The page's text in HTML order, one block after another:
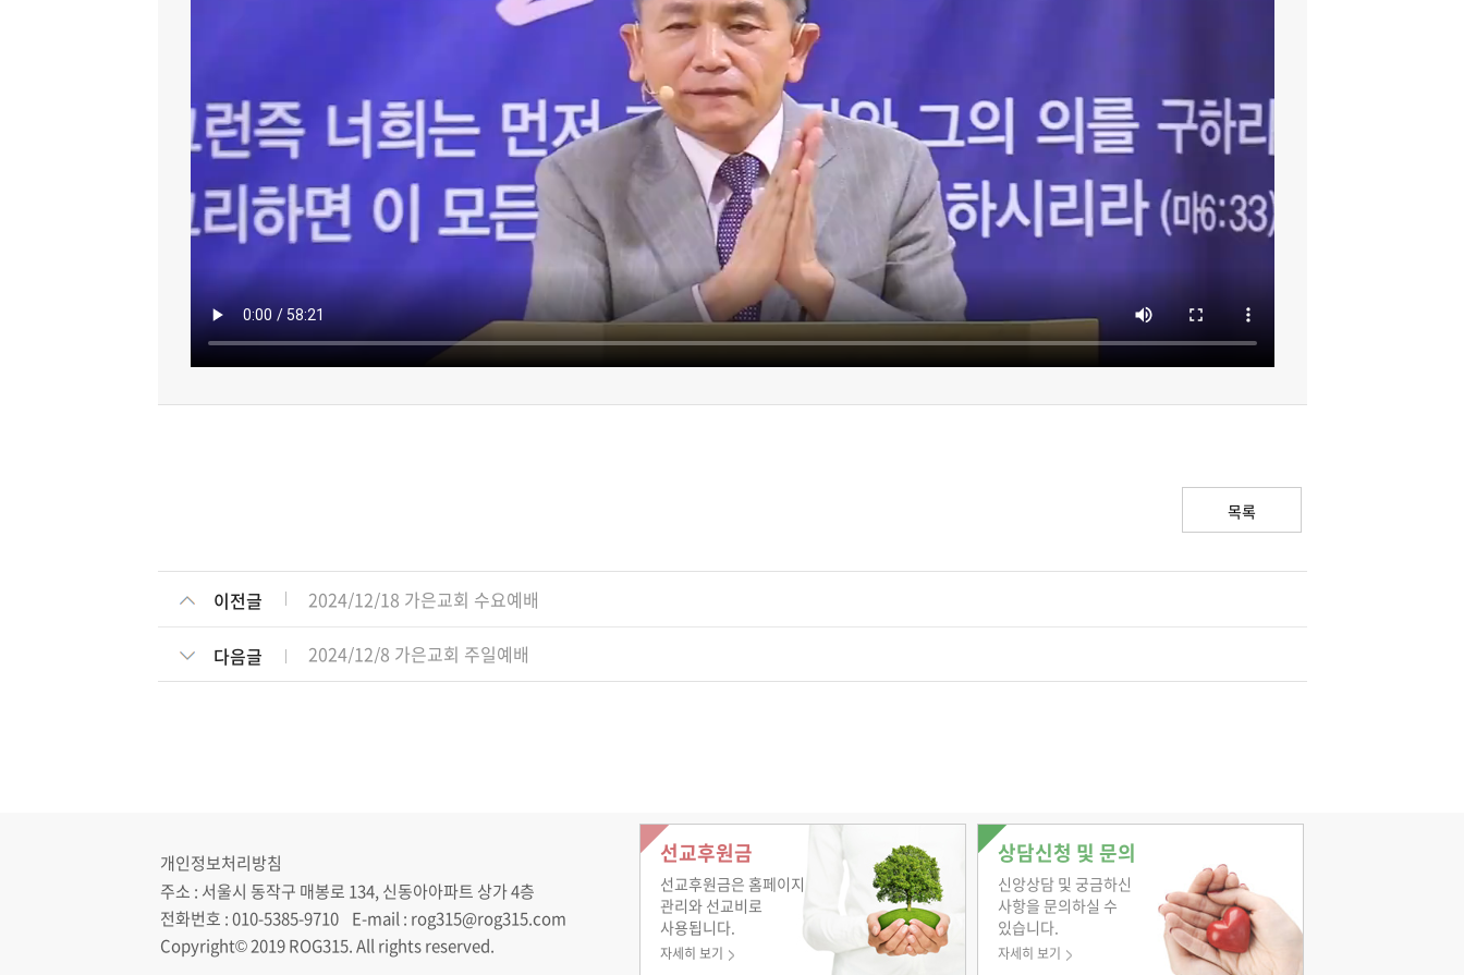
목록
이전글 2024/12/18 가은교회 수요예배
2024/12/8 가은교회 주일예배
다음글
개인정보처리방침
주소 : 서울시 동작구 매봉로 134, 신동아아파트 상가 4층
전화번호 : 010-5385-9710 E-mail : rog315@rog315.com
Copyright© 2019 ROG315. All rights reserved.
상담신청 및 문의
신앙상담 및 궁금하신
사항을 문의하실 수
있습니다.
자세히 보기
선교후원금
선교후원금은 홈페이지
관리와 선교비로
사용됩니다.
자세히 보기